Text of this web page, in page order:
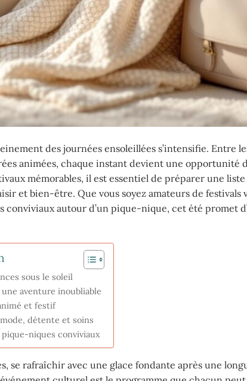
des journées ensoleillées s’intensifie. Entre
animées, chaque instant devient une opportunité
mémorables, il est essentiel de préparer une
et bien-être. Que vous soyez amateurs de festivals
conviviaux autour d’un pique-nique, cet été promet
sous le soleil
aventure inoubliable
et festif
détente et soins
niques conviviaux
se rafraîchir avec une glace fondante après une